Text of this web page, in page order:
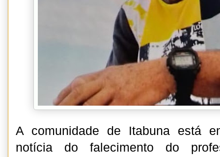
A comunidade de Itabuna está
notícia do falecimento do